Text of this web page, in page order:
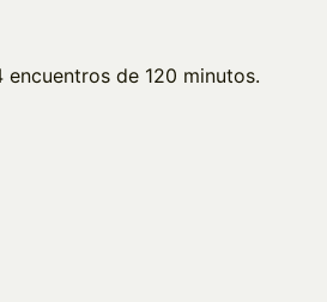
de 120 minutos.